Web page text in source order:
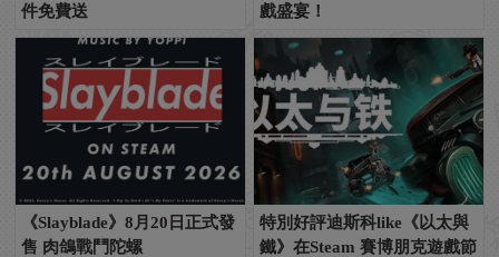
件免費送
戲盛宴！
《Slayblade》8月20日正式發
售 肉鴿戰鬥陀螺
特別好評迪斯科like《以太與
鐵》在Steam 賽博朋克遊戲節